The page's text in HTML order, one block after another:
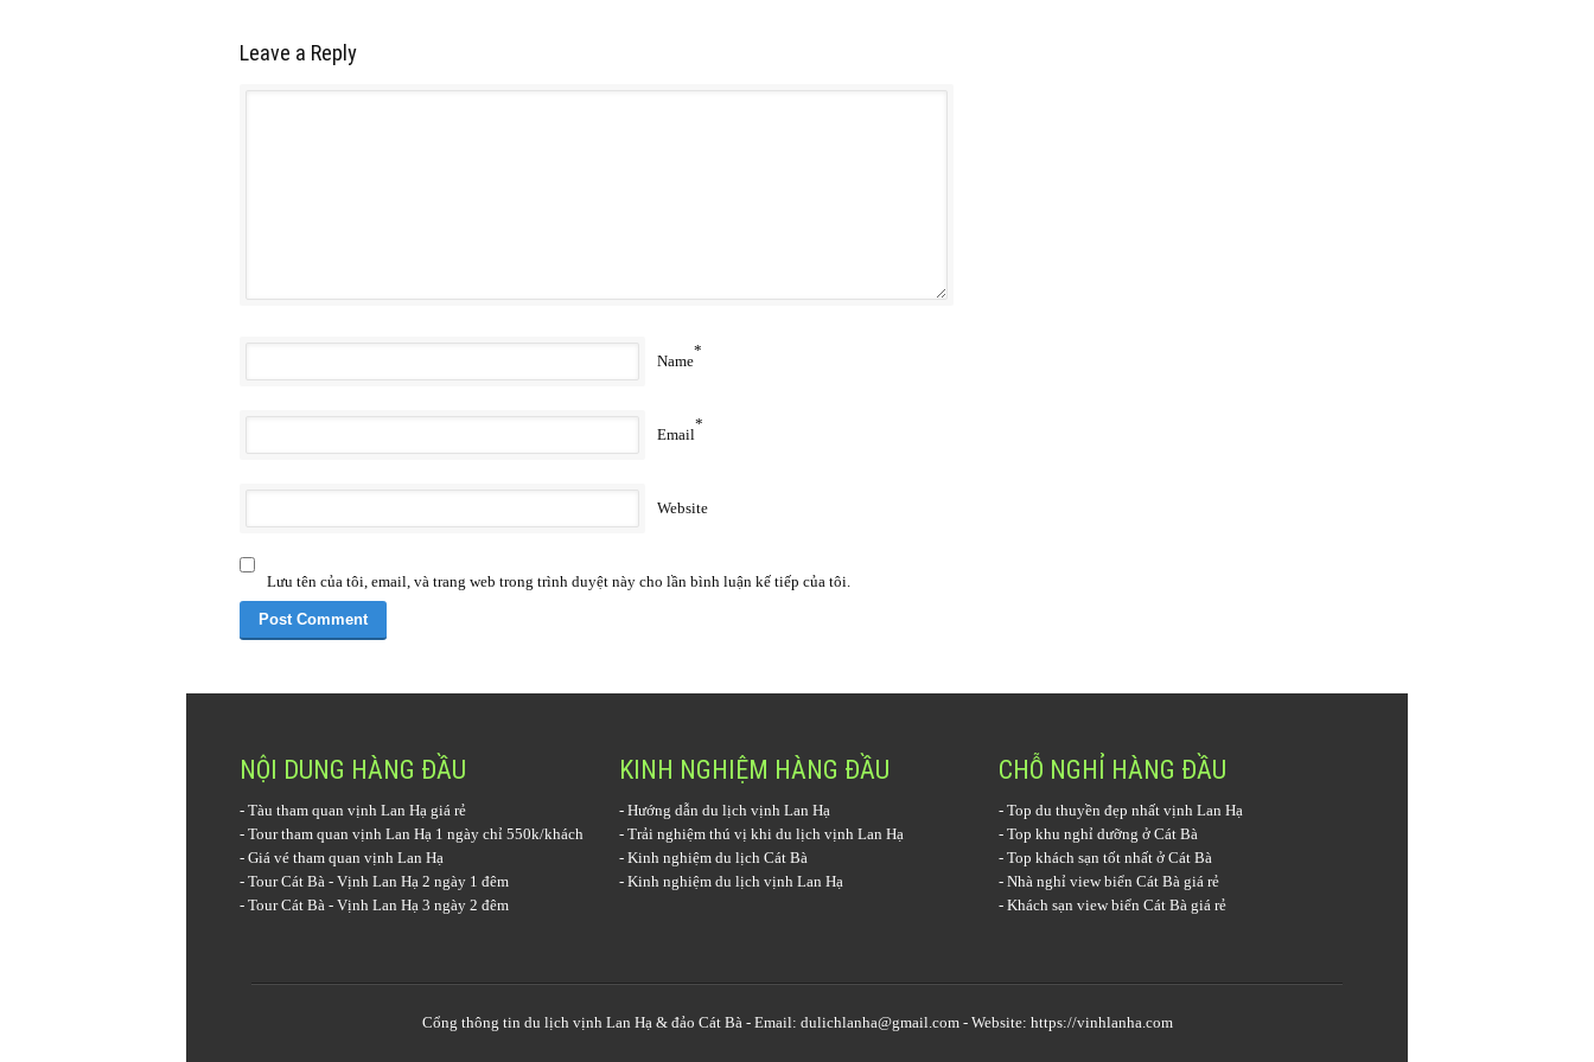
Leave a Reply
Name
*
Email
*
Website
Lưu tên của tôi, email, và trang web trong trình duyệt này cho lần bình luận kế tiếp của tôi.
NỘI DUNG HÀNG ĐẦU
- Tàu tham quan vịnh Lan Hạ giá rẻ
- Tour tham quan vịnh Lan Hạ 1 ngày chỉ 550k/khách
- Giá vé tham quan vịnh Lan Hạ
- Tour Cát Bà - Vịnh Lan Hạ 2 ngày 1 đêm
- Tour Cát Bà - Vịnh Lan Hạ 3 ngày 2 đêm
KINH NGHIỆM HÀNG ĐẦU
- Hướng dẫn du lịch vịnh Lan Hạ
- Trải nghiệm thú vị khi du lịch vịnh Lan Hạ
- Kinh nghiệm du lịch Cát Bà
- Kinh nghiệm du lịch vịnh Lan Hạ
CHỖ NGHỈ HÀNG ĐẦU
- Top du thuyền đẹp nhất vịnh Lan Hạ
- Top khu nghỉ dưỡng ở Cát Bà
- Top khách sạn tốt nhất ở Cát Bà
- Nhà nghỉ view biển Cát Bà giá rẻ
- Khách sạn view biển Cát Bà giá rẻ
Cổng thông tin du lịch vịnh Lan Hạ& đảo Cát Bà - Email: dulichlanha@gmail.com - Website: https://vinhlanha.com